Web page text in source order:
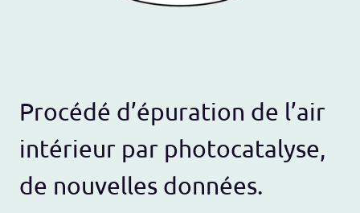
Procédé d’épuration de l’air
intérieur par photocatalyse,
de nouvelles données.